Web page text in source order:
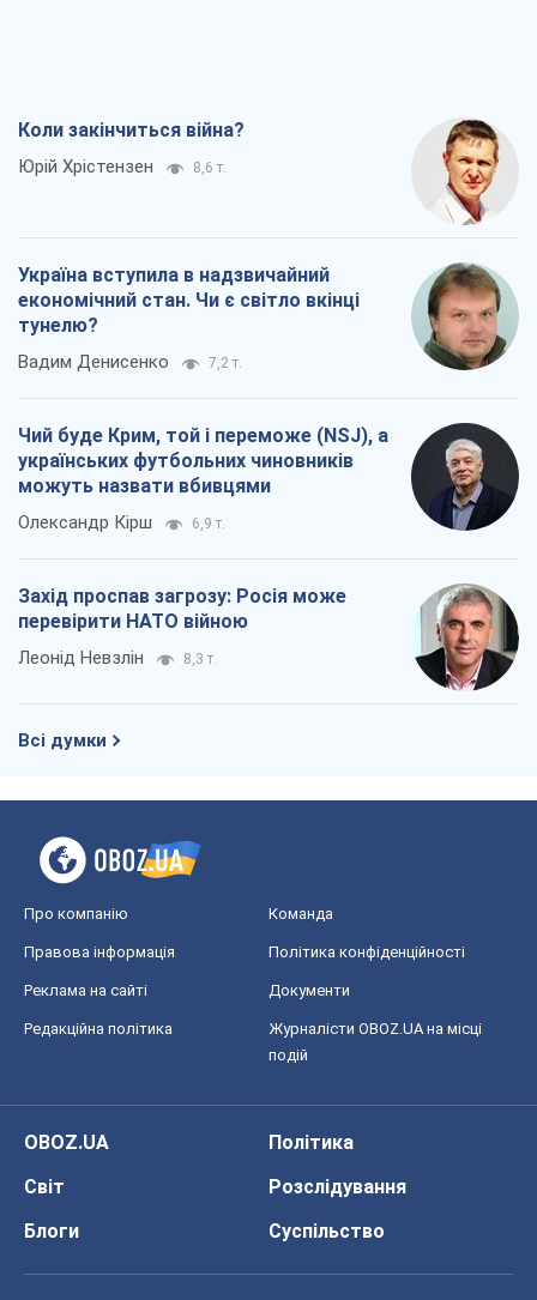
Коли закінчиться війна?
Юрій Хрістензен 8,6 т.
Україна вступила в надзвичайний
економічний стан. Чи є світло вкінці
тунелю?
Вадим Денисенко 7,2 т.
Чий буде Крим, той і переможе (NSJ), а
українських футбольних чиновників
можуть назвати вбивцями
Олександр Кірш 6,9 т.
Захід проспав загрозу: Росія може
перевірити НАТО війною
Леонід Невзлін 8,3 т.
Всі думки
Про компанію Команда
Правова інформація Політика конфіденційності
Реклама на сайті Документи
Редакційна політика
Журналісти OBOZ.UA на місці
подій
OBOZ.UA
Політика
Світ
Розслідування
Блоги
Суспільство